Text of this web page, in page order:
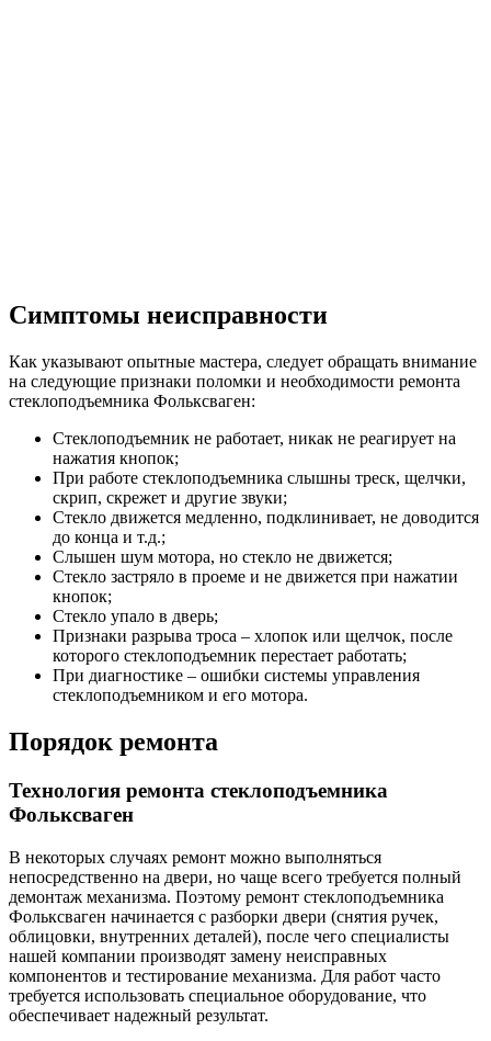
Симптомы неисправности
Как указывают опытные мастера, следует обращать внимание
на следующие признаки поломки и необходимости ремонта
стеклоподъемника Фольксваген:
Стеклоподъемник не работает, никак не реагирует на
нажатия кнопок;
При работе стеклоподъемника слышны треск, щелчки,
скрип, скрежет и другие звуки;
Стекло движется медленно, подклинивает, не доводится
до конца и т.д.;
Слышен шум мотора, но стекло не движется;
Стекло застряло в проеме и не движется при нажатии
кнопок;
Стекло упало в дверь;
Признаки разрыва троса – хлопок или щелчок, после
которого стеклоподъемник перестает работать;
При диагностике – ошибки системы управления
стеклоподъемником и его мотора.
Порядок ремонта
Технология ремонта стеклоподъемника
Фольксваген
В некоторых случаях ремонт можно выполняться
непосредственно на двери, но чаще всего требуется полный
демонтаж механизма. Поэтому ремонт стеклоподъемника
Фольксваген начинается с разборки двери (снятия ручек,
облицовки, внутренних деталей), после чего специалисты
нашей компании производят замену неисправных
компонентов и тестирование механизма. Для работ часто
требуется использовать специальное оборудование, что
обеспечивает надежный результат.